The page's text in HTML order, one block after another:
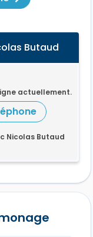
Butaud
actuellement.
Nicolas Butaud